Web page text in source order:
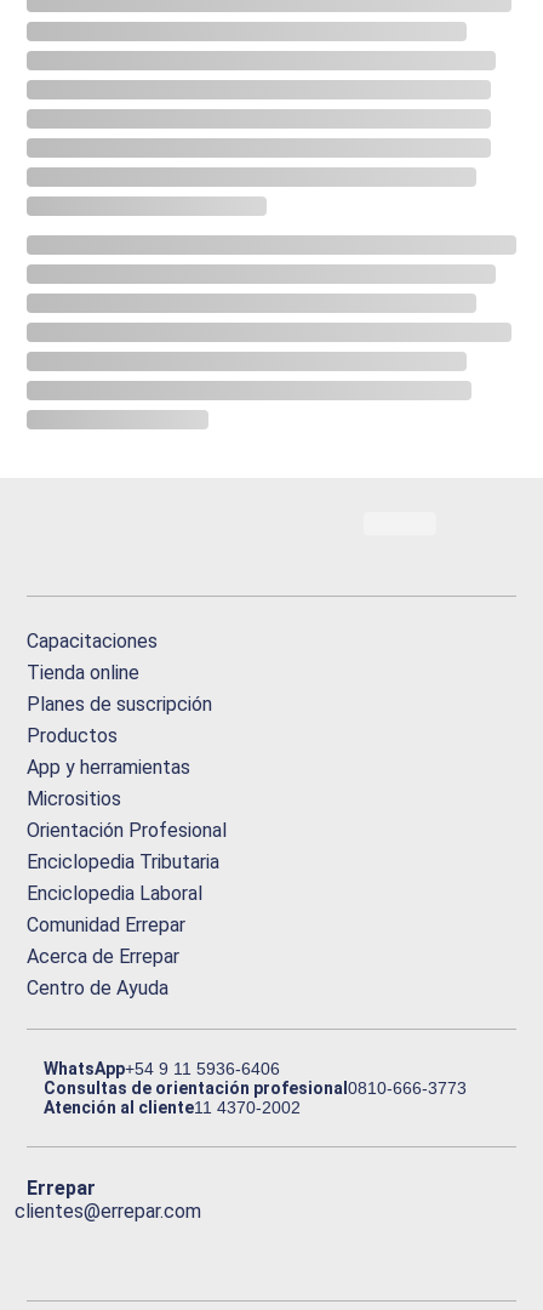
Capacitaciones
Tienda online
Planes de suscripción
Productos
App y herramientas
Micrositios
Orientación Profesional
Enciclopedia Tributaria
Enciclopedia Laboral
Comunidad Errepar
Acerca de Errepar
Centro de Ayuda
WhatsApp+54 9 11 5936-6406
Consultas de orientación profesional0810-666-3773
Atención al cliente11 4370-2002
Errepar
clientes@errepar.com